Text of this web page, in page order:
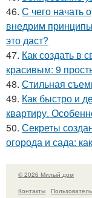
46. С чего начать
внедрим
это даст?
47. Как создать в
красивым: 9
48. Стильная
49. Как быстро и
квартиру.
50. Секреты
огорода и сада:
© 2026 Милый дом
Контакты